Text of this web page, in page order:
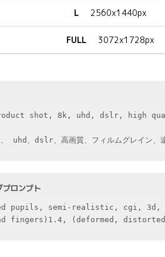
L 2560x1440px
FULL 3072x1728px
shot, 8k, uhd, dslr, high
、 uhd、dslr、高画質、フィルムグレイン、遠
ロンプト
pupils, semi-realistic, cgi, 3d,
fingers)1.4, (deformed,